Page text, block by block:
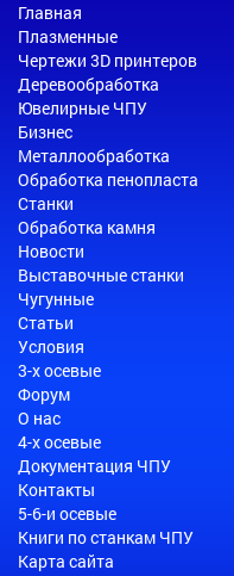
Главная
Плазменные
Чертежи 3D принтеров
Деревообработка
Ювелирные ЧПУ
Бизнес
Металлообработка
Обработка пенопласта
Станки
Обработка камня
Новости
Выставочные станки
Чугунные
Статьи
Условия
3-х осевые
Форум
О нас
4-х осевые
Документация ЧПУ
Контакты
5-6-и осевые
Книги по станкам ЧПУ
Карта сайта